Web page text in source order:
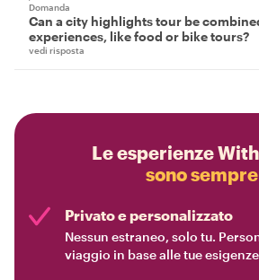
Domanda
Can a city highlights tour be
experiences, like food or bike tours?
vedi risposta
Le esperienze
sono sempre
Privato e personalizzato
Nessun estraneo, solo tu.
viaggio in base alle tue